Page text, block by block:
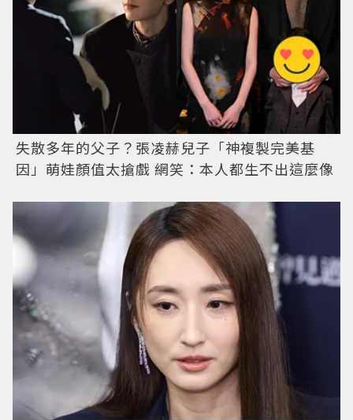
失散多年的父子？張凌赫兒子「神複製完美基
因」萌娃顏值太搶戲 網笑：本人都生不出這麼像